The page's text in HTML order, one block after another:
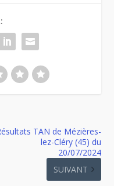
TAN de Mézières-
lez-Cléry (45) du
20/07/2024
SUIVANT